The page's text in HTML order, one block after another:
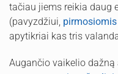
tačiau jiems reikia daug
(pavyzdžiui,
apytikriai kas tris
Augančio vaikelio